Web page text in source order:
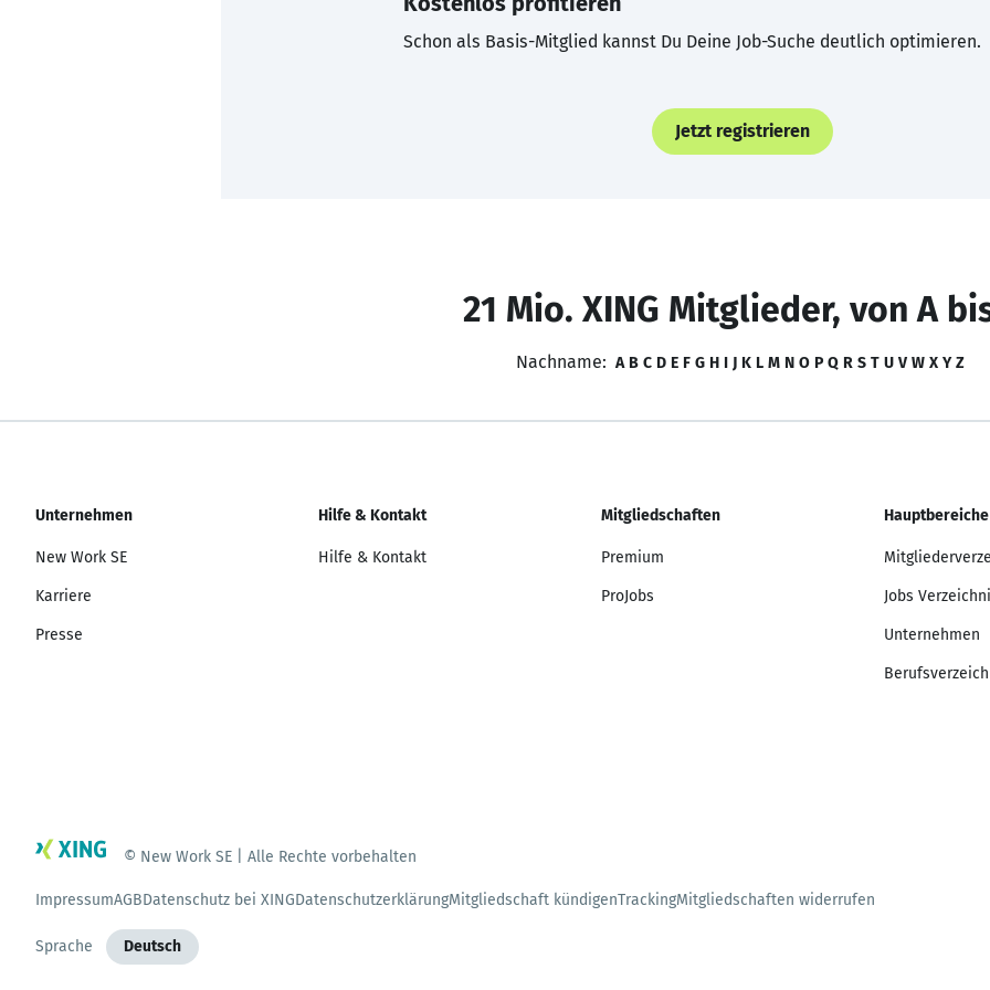
Schon als Basis-Mitglied kannst Du Deine Job-Suche deutlich optimieren.
Jetzt registrieren
21 Mio. XING Mitglieder, von A
Nachname: A B C D E F G H I J K L M N O P Q R S T U V W X Y Z
Unternehmen
New Work SE
Karriere
Presse
Hilfe & Kontakt
Hilfe & Kontakt
Mitgliedschaften
Premium
ProJobs
Hauptbereiche
Jobs
Unternehmen
© New Work SE | Alle Rechte vorbehalten
ImpressumAGBDatenschutz bei XINGDatenschutzerklärungMitgliedschaft kündigenTrackingMitgliedschaften widerrufen
Sprache Deutsch